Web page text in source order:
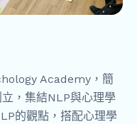
Academy，簡
，集結NLP與心理學
的觀點，搭配心理學